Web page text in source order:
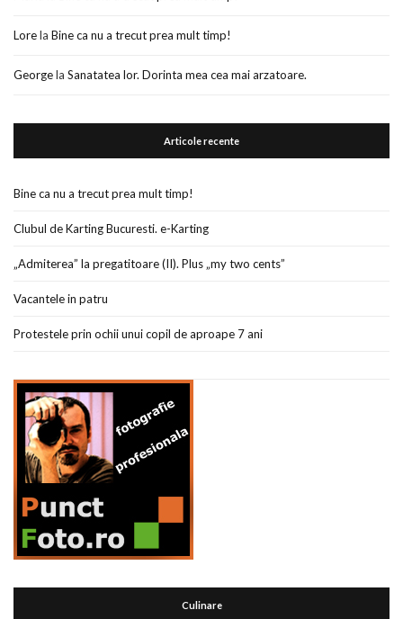
Lorela Bine ca nu a trecut prea mult timp!
Georgela Sanatatea lor. Dorinta mea cea mai arzatoare.
Articole recente
Bine ca nu a trecut prea mult timp!
Clubul de Karting Bucuresti. e-Karting
„Admiterea” la pregatitoare (II). Plus „my two cents”
Vacantele in patru
Protestele prin ochii unui copil de aproape 7 ani
Culinare